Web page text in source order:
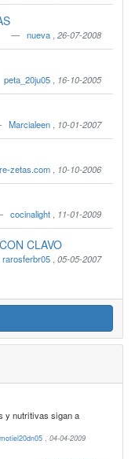
nueva 26-07-2008
peta_20ju05 16-10-2005
Marcialeen 10-01-2007
zetas.com 10-10-2006
cocinalight 11-01-2009
CLAVO
rarosferbr05 05-05-2007
y nutritivas sigan a
, 04-04-2009